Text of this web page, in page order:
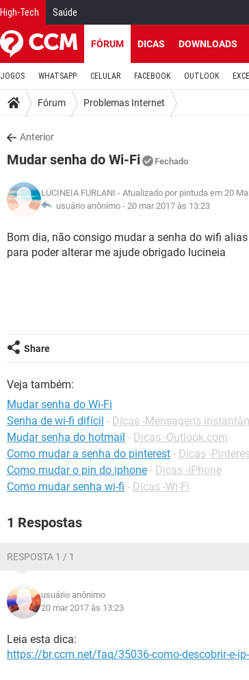
High-Tech Saúde
FÓRUM DICAS DOWNLOADS
JOGOS WHATSAPP CELULAR FACEBOOK OUTLOOK
Fórum Problemas Internet
Anterior
Mudar senha do Wi-Fi Fechado
LUCINEIA FURLANI - Atualizado por pintuda em 20
usuário anônimo - 20 mar 2017 às 13:23
Bom dia, não consigo mudar a senha do wifi
para poder alterar me ajude obrigado lucineia
Share
Veja também:
Mudar senha do Wi-Fi
Senha de wi-fi difícil - Dicas -Mensagens
Mudar senha do hotmail - Dicas -Outlook.com
Como mudar a senha do pinterest - Dicas -
Como mudar o pin do iphone - Dicas -iPhone
Como mudar senha wi-fi - Dicas -Wi-Fi
1 Respostas
RESPOSTA 1 / 1
usuário anônimo
20 mar 2017 às 13:23
Leia esta dica:
https://br.ccm.net/faq/35036-como-descobrir-e-